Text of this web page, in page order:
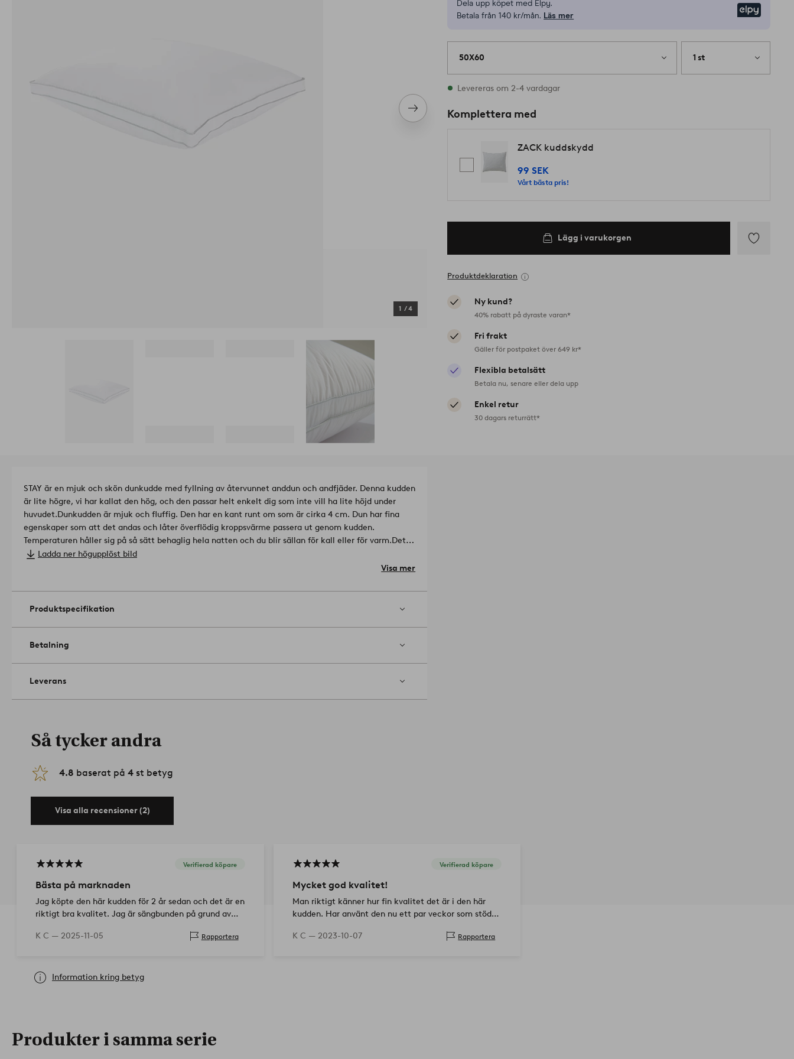
Nästa
produkt
1 /4
Dela upp köpet med Elpy.
Betala från 140 kr/mån. Läs mer
50X60 1 st
I lager
Levereras om 2-4 vardagar
Komplettera med
ZACK kuddskydd
99 SEK
Vårt bästa pris!
Lägg i varukorgen
Produktdeklaration
Ny kund?
40% rabatt på dyraste varan*
Fri frakt
Gäller för postpaket över 649 kr*
Flexibla betalsätt
Betala nu, senare eller dela upp
Enkel retur
30 dagars returrätt*
STAY är en mjuk och skön dunkudde med fyllning av återvunnet anddun och andfjäder. Denna kudden
är lite högre, vi har kallat den hög, och den passar helt enkelt dig som inte vill ha lite höjd under
huvudet.Dunkudden är mjuk och fluffig. Den har en kant runt om som är cirka 4 cm. Dun har fina
egenskaper som att det andas och låter överflödig kroppsvärme passera ut genom kudden.
Temperaturen håller sig på så sätt behaglig hela natten och du blir sällan för kall eller för varm.Det
vita yttertyget är av tät bomull som inte läcker dun och har två silvergrå passpoalkanter runt om.
Produkten innehåller spårbart, återvunnet material
tillverkningsprocessen. Resurser återanvänds istället för att nya förbrukas.
Material: 100% Bomull.
Fyllning: 70 Anddun, 30 Andfjäder.
Ladda ner högupplöst bild
Visa mer
Produktspecifikation
Betalning
Leverans
Så tycker andra
4.8 baserat på 4 st betyg
Visa alla recensioner (2)
Verifierad köpare
Bästa på marknaden
Jag köpte den här kudden för 2 år sedan och det är en
riktigt bra kvalitet. Jag är sängbunden på grund av
kudden under mig så jag halv…
K C — 2025-11-05 Rapportera
Verifierad köpare
Mycket god kvalitet!
Man riktigt känner hur fin kvalitet det är i den här
kudden. Har använt den nu ett par veckor som stöd
överkroppen när jag ligger oc…
K C — 2023-10-07 Rapportera
Information kring betyg
Produkter i samma serie